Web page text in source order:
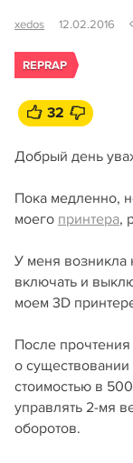
xedos 12.02.2016
REPRAP
32
Добрый день
Пока медленно,
моего принтера,
У меня возникла
включать и
моем 3D
После прочтения
о существовании
стоимостью в
управлять 2-мя
оборотов.